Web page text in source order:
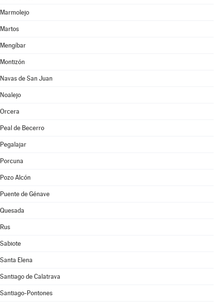
Marmolejo
Martos
Mengíbar
Montizón
Navas de San Juan
Noalejo
Orcera
Peal de Becerro
Pegalajar
Porcuna
Pozo Alcón
Puente de Génave
Quesada
Rus
Sabiote
Santa Elena
Santiago de Calatrava
Santiago-Pontones